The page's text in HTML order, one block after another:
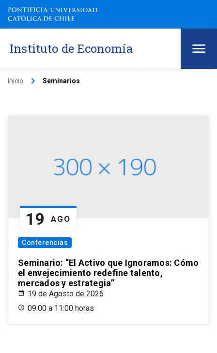
Instituto de Economía
Inicio keyboard_arrow_right Seminarios
19 AGO
Conferencias
Seminario: “El Activo que Ignoramos: Cómo
el envejecimiento redefine talento,
mercados y estrategia”
19 de Agosto de 2026
09:00 a 11:00 horas